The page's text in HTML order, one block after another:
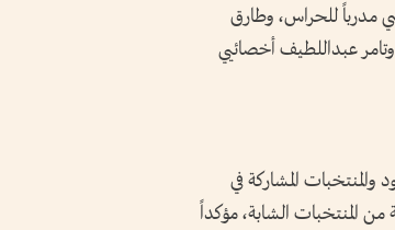
مدرباً للحراس، وطارق
عبداللطيف أخصائيي
والمنتخبات المشاركة في
المنتخبات الشابة، مؤكداً